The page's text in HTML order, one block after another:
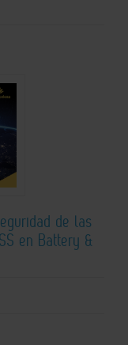
de las
en Battery &